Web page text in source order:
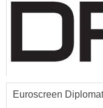
Euroscreen